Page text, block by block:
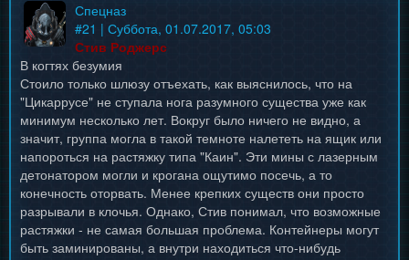
Спецназ
#21 | Суббота, 01.07.2017, 05:03
Стив Роджерс
В когтях безумия
Стоило только шлюзу отъехать, как выяснилось, что на
"Цикаррусе" не ступала нога разумного существа уже как
минимум несколько лет. Вокруг было ничего не видно, а
значит, группа могла в такой темноте налететь на ящик или
напороться на растяжку типа "Каин". Эти мины с лазерным
детонатором могли и крогана ощутимо посечь, а то
конечность оторвать. Менее крепких существ они просто
разрывали в клочья. Однако, Стив понимал, что возможные
растяжки - не самая большая проблема. Контейнеры могут
быть заминированы, а внутри находиться что-нибудь